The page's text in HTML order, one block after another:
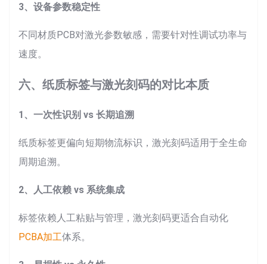
3、设备参数稳定性
不同材质PCB对激光参数敏感，需要针对性调试功率与
速度。
六、纸质标签与激光刻码的对比本质
1、一次性识别 vs 长期追溯
纸质标签更偏向短期物流标识，激光刻码适用于全生命
周期追溯。
2、人工依赖 vs 系统集成
标签依赖人工粘贴与管理，激光刻码更适合自动化
PCBA加工体系。